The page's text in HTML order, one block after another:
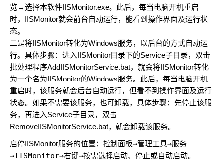
览→选择本软件IISMonitor.exe。此后，每当电脑开机重启
时，IISMonitor就会前台自动运行，能看到操作界面及运行状
态。
二是将IISMonitor转化为Windows服务，以后台的方式自动运
行。具体步骤：进入IISMonitor目录下的Service子目录，双击
批处理程序AddIISMonitorService.bat，就会将IISMonitor转化
为一个名为IISMonitor的Windows服务。此后，每当电脑开机
重启时，该服务就会后台自动运行，但看不到操作界面及运行
状态。如果不需要该服务，也可卸载，具体步骤：先停止该服
务，再进入Service子目录，双击
RemoveIISMonitorService.bat，就会卸载该服务。
启停IISMonitor服务的位置： 控制面板→管理工具→服务
→IISMonitor→右键→按需选择启动、停止或自动启动。